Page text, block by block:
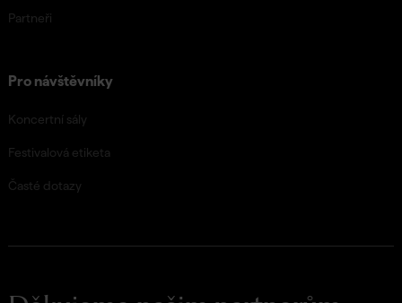
Partneři
Pro návštěvníky
Koncertní sály
Festivalová etiketa
Časté dotazy